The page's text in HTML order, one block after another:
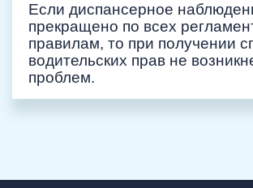
Если диспансерное
прекращено по всех
правилам, то при получении
водительских прав не
проблем.